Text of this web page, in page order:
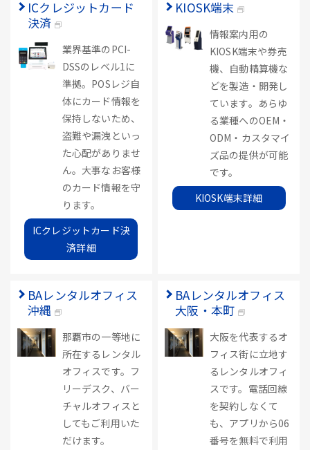
ICクレジットカード
決済
業界基準のPCI-
DSSのレベル1に
準拠。POSレジ自
体にカード情報を
保持しないため、
盗難や漏洩といっ
た心配がありませ
ん。大事なお客様
のカード情報を守
ります。
ICクレジットカード決
済詳細
KIOSK端末
情報案内用の
KIOSK端末や券売
機、自動精算機な
どを製造・開発し
ています。あらゆ
る業種へのOEM・
ODM・カスタマイ
ズ品の提供が可能
です。
KIOSK端末詳細
BAレンタルオフィス
沖縄
那覇市の一等地に
所在するレンタル
オフィスです。フ
リーデスク、バー
チャルオフィスと
してもご利用いた
だけます。
BAレンタルオフィス
大阪・本町
大阪を代表するオ
フィス街に立地す
るレンタルオフィ
スです。電話回線
を契約しなくて
も、アプリから06
番号を無料で利用